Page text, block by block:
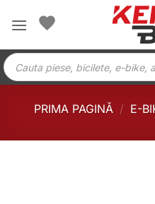
Products
search
PRIMA PAGINĂ / E-